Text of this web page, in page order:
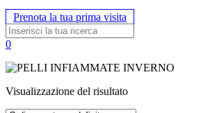
Prenota la tua prima visita
0
Visualizzazione del risultato